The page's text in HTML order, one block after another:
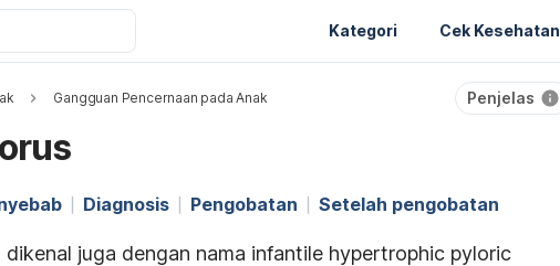
Kategori Cek Kesehatan
Gangguan Pencernaan pada Anak Penjelas
Diagnosis Pengobatan Setelah pengobatan
juga dengan nama infantile hypertrophic pyloric